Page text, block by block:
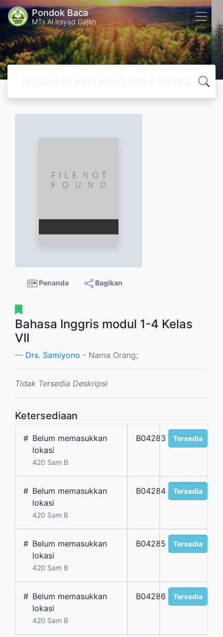
Pondok Baca
MTs Al Irsyad Gajah
Penanda Bagikan
Bahasa Inggris modul 1-4 Kelas
VII
Drs. Samiyono - Nama Orang;
Tidak Tersedia Deskripsi
Ketersediaan
# Belum memasukkan
lokasi
420 Sam B
B04283 Tersedia
# Belum memasukkan
lokasi
420 Sam B
B04284 Tersedia
# Belum memasukkan
lokasi
420 Sam B
B04285 Tersedia
# Belum memasukkan
lokasi
420 Sam B
B04286 Tersedia